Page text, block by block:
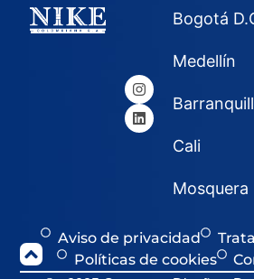
Bogotá
Medellín
Cali
Mosquera
Aviso de privacidad
Políticas de cookies